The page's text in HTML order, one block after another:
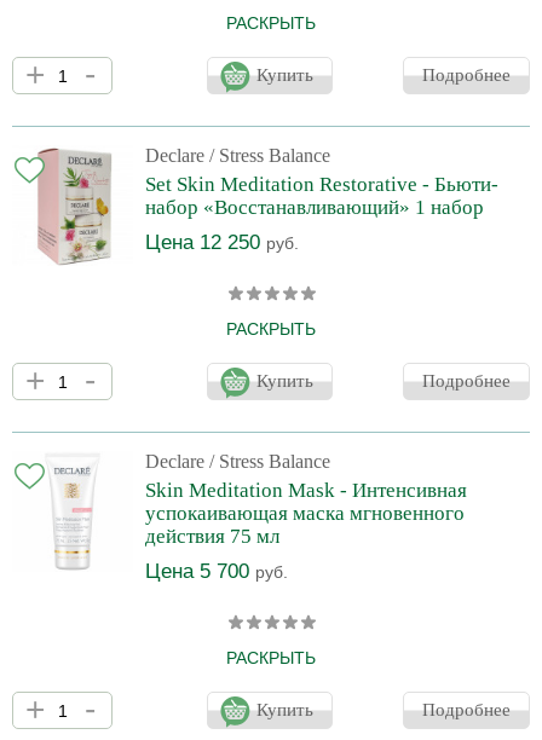
РАСКРЫТЬ
Специально разработанный и дерматологически
протестированный крем для ухода за чувствительной кожей с
симптомами купероза и розацеа. Обладает
укрепляет стенки сосудов и собственную систему
реструктуризации кожи. Предотвращает развитие воспалений и
дальнейшее прогрессирование купероза, уменьшая его
видимые проявления и покраснение. Повышает защитные
свойства и снижает чувствительность кожи,
+ - Купить Подробнее
Declare / Stress Balance
Set Skin Meditation Restorative - Бьюти-
набор «Восстанавливающий» 1 набор
Цена 12 250 руб.
РАСКРЫТЬ
1. Успокаивающий восстанавливающий крем Declare Skin
Meditation Soothing&Balancing Cream 50ml. Успокаивающий,
восстанавливающий крем с плотной текстурой снижает
стресса (покраснение, сухость, шелушение, стянутость),
защищает от агрессивного воздействия окружающей среды,
повышает сопротивляемость кожи внешним раздражителям.
Рекомендуется для регулярного ухода за очень раздраженной
сухой к
+ - Купить Подробнее
Declare / Stress Balance
Skin Meditation Mask - Интенсивная
успокаивающая маска мгновенного
действия 75 мл
Цена 5 700 руб.
РАСКРЫТЬ
Маска обладает выраженным успокаивающим и питательным
действием, оживляет кожу, восстанавливает ее комфортное
состояние, усиливая барьерную функцию и повышая
+ - Купить Подробнее